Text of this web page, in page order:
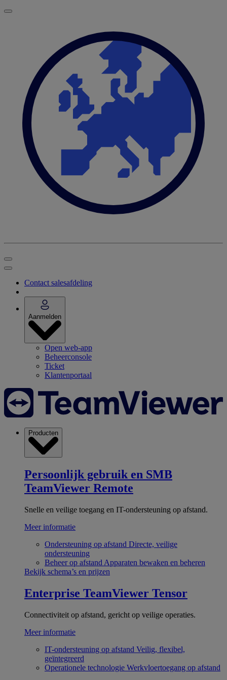
Contact salesafdeling
Aanmelden
Open web-app
Beheerconsole
Ticket
Klantenportaal
Producten
Persoonlijk gebruik en SMB
TeamViewer Remote
Snelle en veilige toegang en IT-ondersteuning op afstand.
Meer informatie
Ondersteuning op afstand Directe, veilige
ondersteuning
Beheer op afstand Apparaten bewaken en beheren
Bekijk schema’s en prijzen
Enterprise TeamViewer Tensor
Connectiviteit op afstand, gericht op veilige operaties.
Meer informatie
IT-ondersteuning op afstand Veilig, flexibel,
geïntegreerd
Operationele technologie Werkvloertoegang op afstand